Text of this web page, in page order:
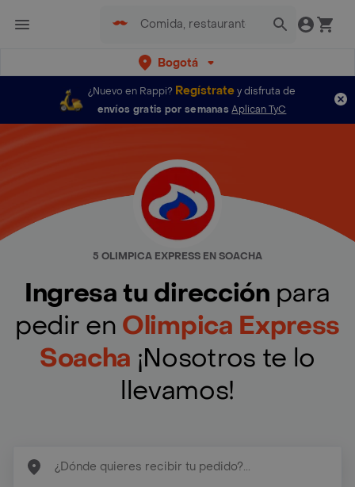
Bogotá
¿Nuevo en Rappi? Regístratey disfruta de
envíos gratis por semanas Aplican TyC
5 OLIMPICA EXPRESS EN SOACHA
Ingresa tu dirección para
pedir en Olimpica Express
Soacha ¡Nosotros te lo
llevamos!